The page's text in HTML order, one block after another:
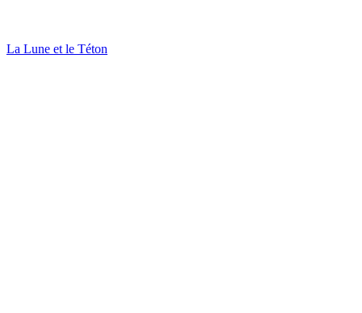
La Lune et le Téton